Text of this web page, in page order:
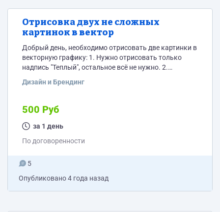
Отрисовка двух не сложных
картинок в вектор
Добрый день, необходимо отрисовать две картинки в
векторную графику: 1. Нужно отрисовать только
надпись "Теплый", остальное всё не нужно. 2.
На выходе хочу получить файлы в *.cdr или в .*ai.
Дизайн и Брендинг
500 Руб
за 1 день
По договоренности
5
Опубликовано4 года назад